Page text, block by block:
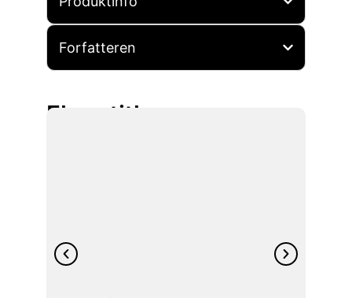
Forfatteren
Flere titler